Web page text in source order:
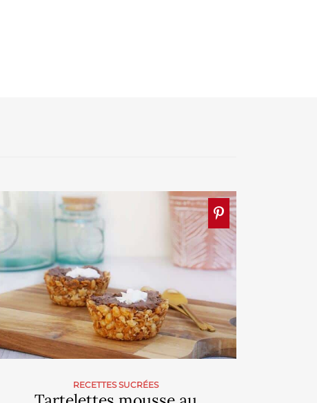
RECETTES SUCRÉES